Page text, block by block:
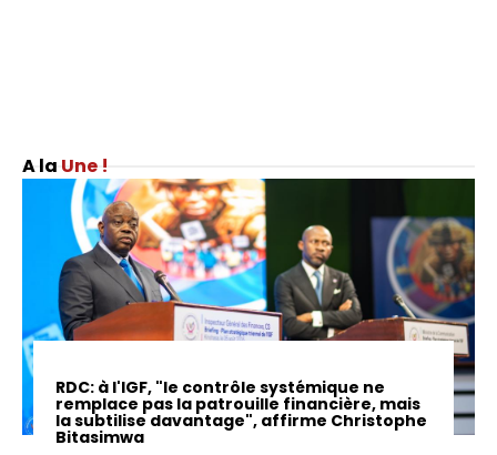
Une !
RDC: à l'IGF, "le contrôle systémique ne
remplace pas la patrouille financière, mais
la subtilise davantage", affirme Christophe
Bitasimwa